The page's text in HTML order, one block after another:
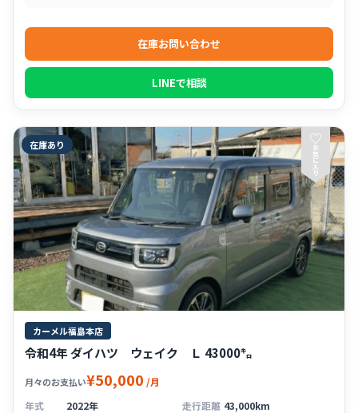
在庫お問い合わせ
LINEで相談
在庫あり ♡
お
気
に
入
り
カーメル福島本店
令和4年 ダイハツ ウェイク Ｌ 43000㌔
月々のお支払い¥50,000 /月
年式
2022年 走行距離 43,000km